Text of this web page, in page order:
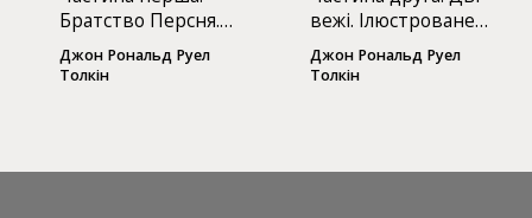
Братство Персня.
Ілюстроване видання
Джон Рональд Руел
Толкін
вежі. Ілюстроване
видання
Джон Рональд Руел
Толкін